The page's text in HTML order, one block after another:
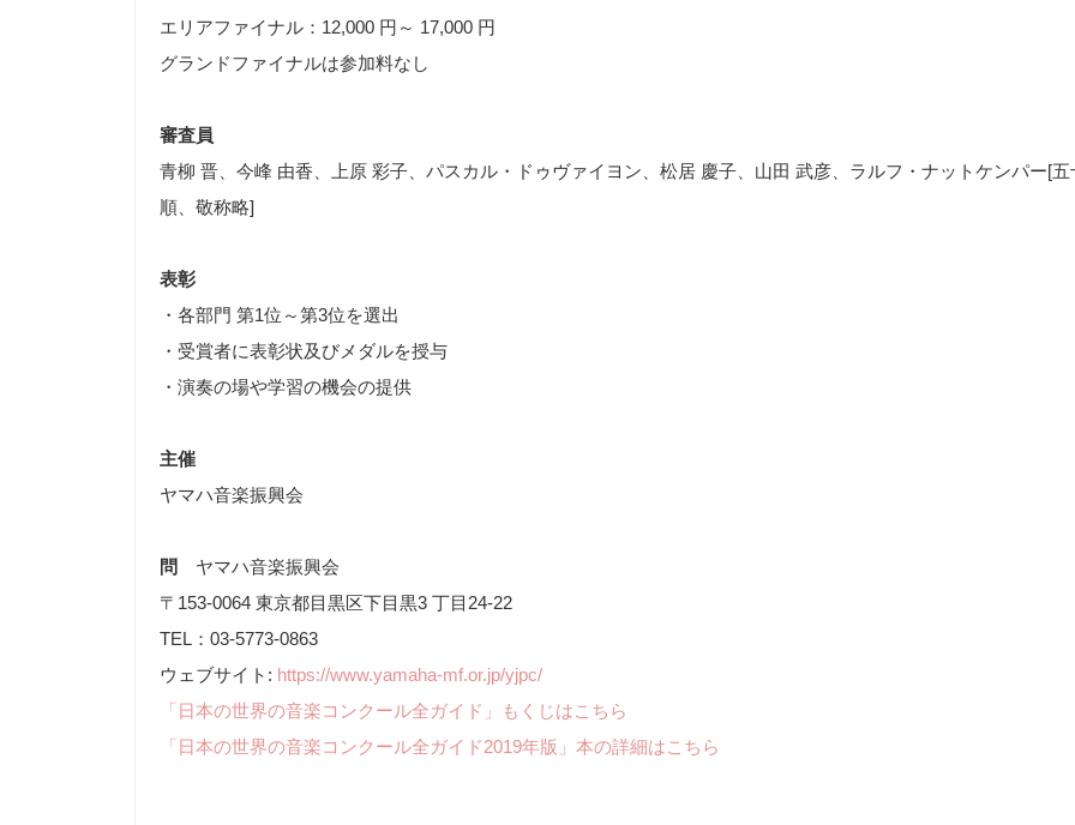
エリアファイナル：12,000 円～ 17,000 円
グランドファイナルは参加料なし
審査員
青柳 晋、今峰 由香、上原 彩子、パスカル・ドゥヴァイヨン、松居 慶子、山田 武彦、ラルフ・ナットケンパー[五
順、敬称略]
表彰
・各部門 第1位～第3位を選出
・受賞者に表彰状及びメダルを授与
・演奏の場や学習の機会の提供
主催
ヤマハ音楽振興会
問
ヤマハ音楽振興会
〒153-0064 東京都目黒区下目黒3 丁目24-22
TEL：03-5773-0863
ウェブサイト: https://www.yamaha-mf.or.jp/yjpc/
「日本の世界の音楽コンクール全ガイド」もくじはこちら
「日本の世界の音楽コンクール全ガイド2019年版」本の詳細はこちら